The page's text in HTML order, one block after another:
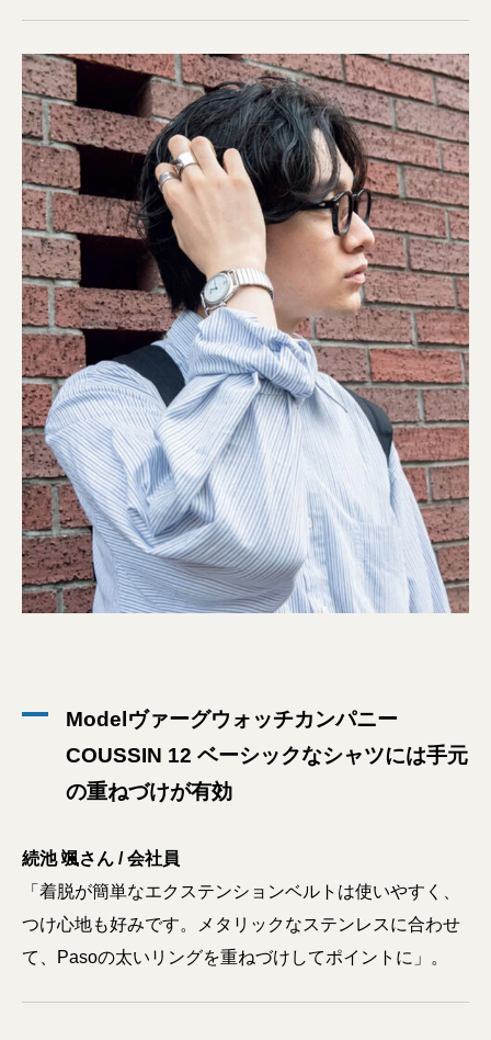
Modelヴァーグウォッチカンパニー
COUSSIN 12 ベーシックなシャツには手元
の重ねづけが有効
続池 颯さん / 会社員
「着脱が簡単なエクステンションベルトは使いやすく、
つけ心地も好みです。メタリックなステンレスに合わせ
て、Pasoの太いリングを重ねづけしてポイントに」。